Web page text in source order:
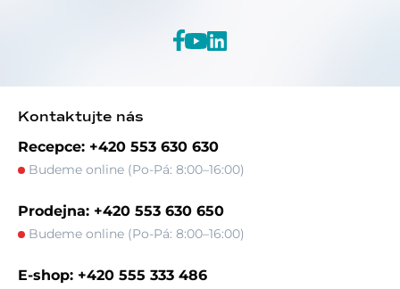
Kontaktujte nás
Recepce: +420 553 630 630
Budeme online (Po-Pá: 8:00–16:00)
Prodejna: +420 553 630 650
Budeme online (Po-Pá: 8:00–16:00)
E-shop: +420 555 333 486